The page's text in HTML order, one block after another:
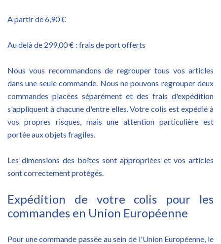
A partir de 6,90 €
Au delà de 299,00 € : frais de port offerts
Nous vous recommandons de regrouper tous vos articles
dans une seule commande. Nous ne pouvons regrouper deux
commandes placées séparément et des frais d'expédition
s'appliquent à chacune d'entre elles. Votre colis est expédié à
vos propres risques, mais une attention particulière est
portée aux objets fragiles.
Les dimensions des boîtes sont appropriées et vos articles
sont correctement protégés.
Expédition de votre colis pour les
commandes en Union Européenne
Pour une commande passée au sein de l'Union Européenne, le